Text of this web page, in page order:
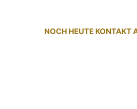
NOCH HEUTE KONTAKT